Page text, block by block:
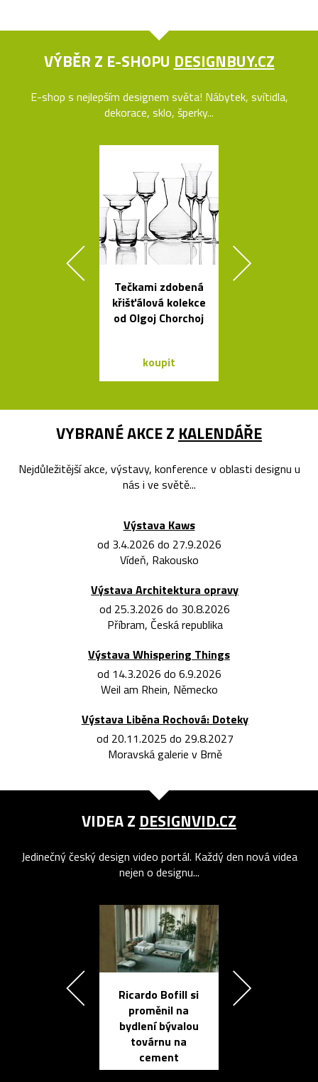
VÝBĚR Z E-SHOPU DESIGNBUY.CZ
E-shop s nejlepším designem světa! Nábytek, svítidla,
dekorace, sklo, šperky...
Tečkami zdobená
křišťálová kolekce
od Olgoj Chorchoj
koupit
VYBRANÉ AKCE Z KALENDÁŘE
Nejdůležitější akce, výstavy, konference v oblasti designu u
nás i ve světě...
Výstava Kaws
od 3.4.2026 do 27.9.2026
Vídeň, Rakousko
Výstava Architektura opravy
od 25.3.2026 do 30.8.2026
Příbram, Česká republika
Výstava Whispering Things
od 14.3.2026 do 6.9.2026
Weil am Rhein, Německo
Výstava Liběna Rochová: Doteky
od 20.11.2025 do 29.8.2027
Moravská galerie v Brně
VIDEA Z DESIGNVID.CZ
Jedinečný český design video portál. Každý den nová videa
nejen o designu...
Ricardo Bofill si
proměnil na
bydlení bývalou
továrnu na
cement